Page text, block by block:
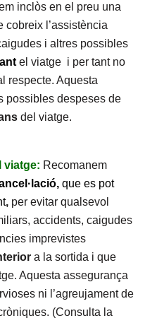
inclòs en el preu una
cobreix l’assistència
i altres possibles
el viatge i per tant no
respecte. Aquesta
possibles despeses de
del viatge.
viatge: Recomanem
que es pot
, per evitar qualsevol
accidents, caigudes
imprevistes
a la sortida i que
Aquesta assegurança
ni l’agreujament de
(Consulta la